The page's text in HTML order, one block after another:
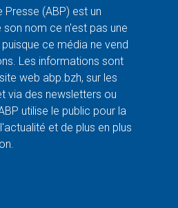
Presse (ABP) est un
nom ce n'est pas une
ce média ne vend
Les informations sont
web abp.bzh, sur les
via des newsletters ou
utilise le public pour la
et de plus en plus